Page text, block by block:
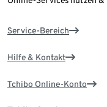
Service-Bereich
Hilfe & Kontakt
Tchibo Online-Konto